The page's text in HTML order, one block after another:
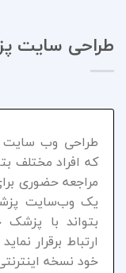
طراحی سایت
طراحی وب سایت
که افراد مختلف
مراجعه حضوری
یک وب‌سایت
بتواند با
ارتباط برقرار
خود نسخه